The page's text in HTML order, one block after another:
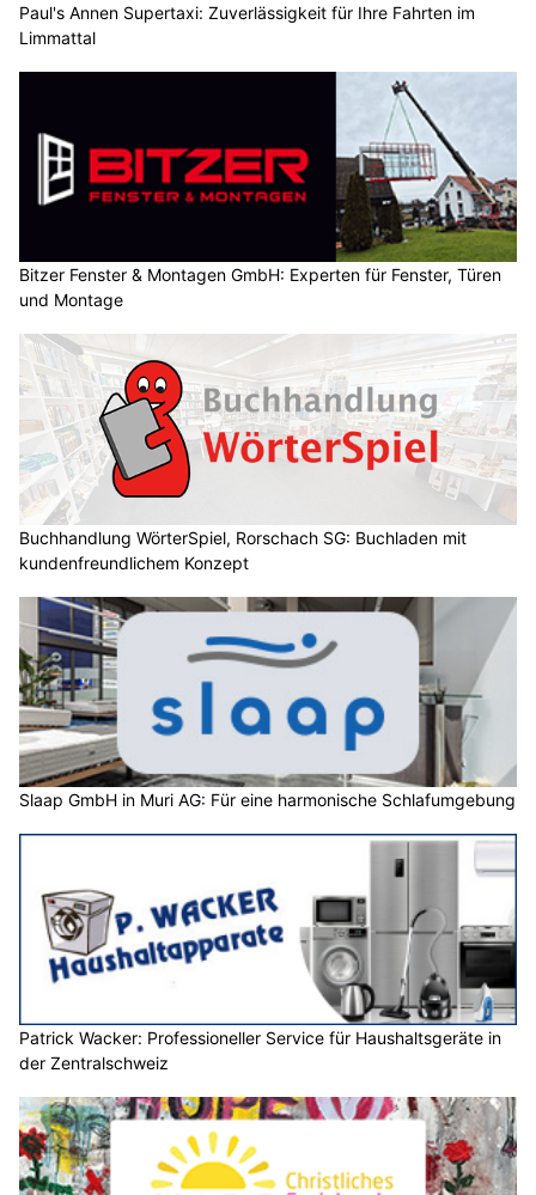
Paul's Annen Supertaxi: Zuverlässigkeit für Ihre Fahrten im
Limmattal
Bitzer Fenster & Montagen GmbH: Experten für Fenster, Türen
und Montage
Buchhandlung WörterSpiel, Rorschach SG: Buchladen mit
kundenfreundlichem Konzept
Slaap GmbH in Muri AG: Für eine harmonische Schlafumgebung
Patrick Wacker: Professioneller Service für Haushaltsgeräte in
der Zentralschweiz